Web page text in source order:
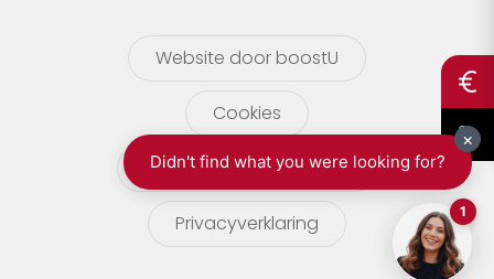
Website door boostU
Cookies
gebruikersvoorwaarden
Privacyverklaring